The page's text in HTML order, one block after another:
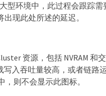
型环境中，此过程会跟踪
现此处所述的延迟。
资源，包括 NVRAM 和
入吞吐量较高，或者链路
则不会显示此图标。